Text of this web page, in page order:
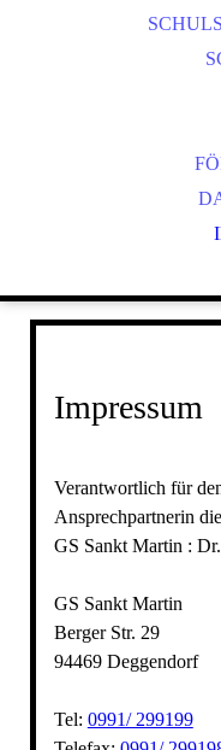
Impressum
Verantwortlich für
Ansprechpartnerin
GS Sankt Martin :
GS Sankt Martin
Berger Str. 29
94469 Deggendorf
Tel: 0991/ 299199